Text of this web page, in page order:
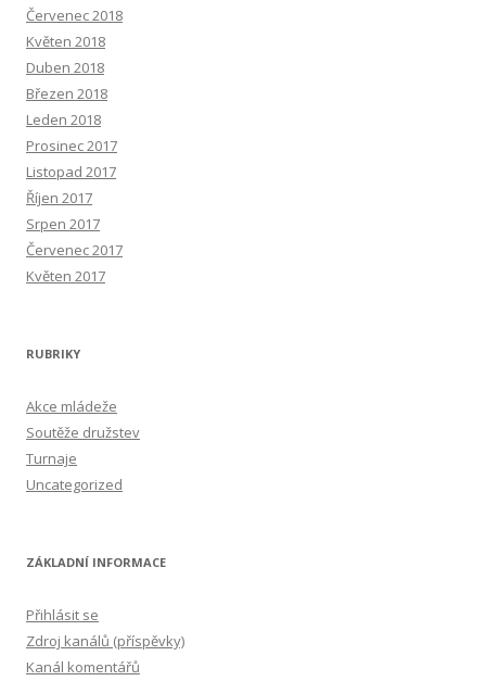
Červenec 2018
Květen 2018
Duben 2018
Březen 2018
Leden 2018
Prosinec 2017
Listopad 2017
Říjen 2017
Srpen 2017
Červenec 2017
Květen 2017
RUBRIKY
Akce mládeže
Soutěže družstev
Turnaje
Uncategorized
ZÁKLADNÍ INFORMACE
Přihlásit se
Zdroj kanálů (příspěvky)
Kanál komentářů